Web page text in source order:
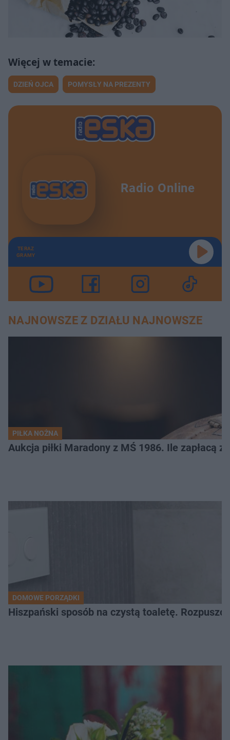
DZIEŃ OJCA POMYSŁY NA PREZENTY
Radio Online
TERAZ
GRAMY
NAJNOWSZE Z DZIAŁU NAJNOWSZE
PIŁKA NOŻNA
Aukcja piłki Maradony z MŚ 1986. Ile zapłacą
DOMOWE PORZĄDKI
Hiszpański sposób na czystą toaletę.